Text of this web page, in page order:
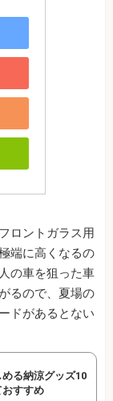
ロントガラス用
端に高くなるの
の車を狙った車
るので、夏場の
ドがあるとない
る納涼グッズ10
すすめ